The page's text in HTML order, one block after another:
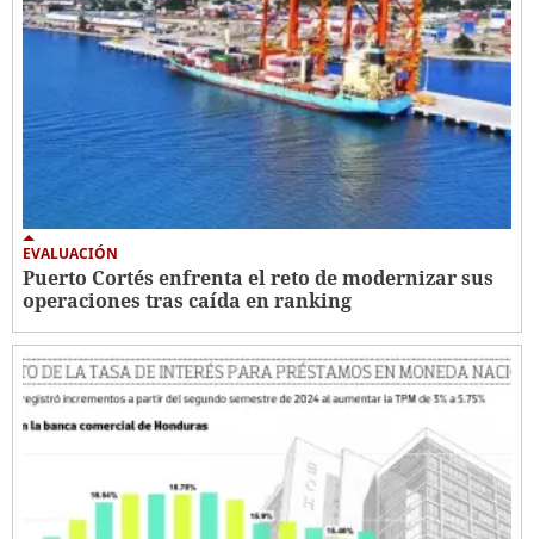
EVALUACIÓN
Puerto Cortés enfrenta el reto de modernizar sus
operaciones tras caída en ranking